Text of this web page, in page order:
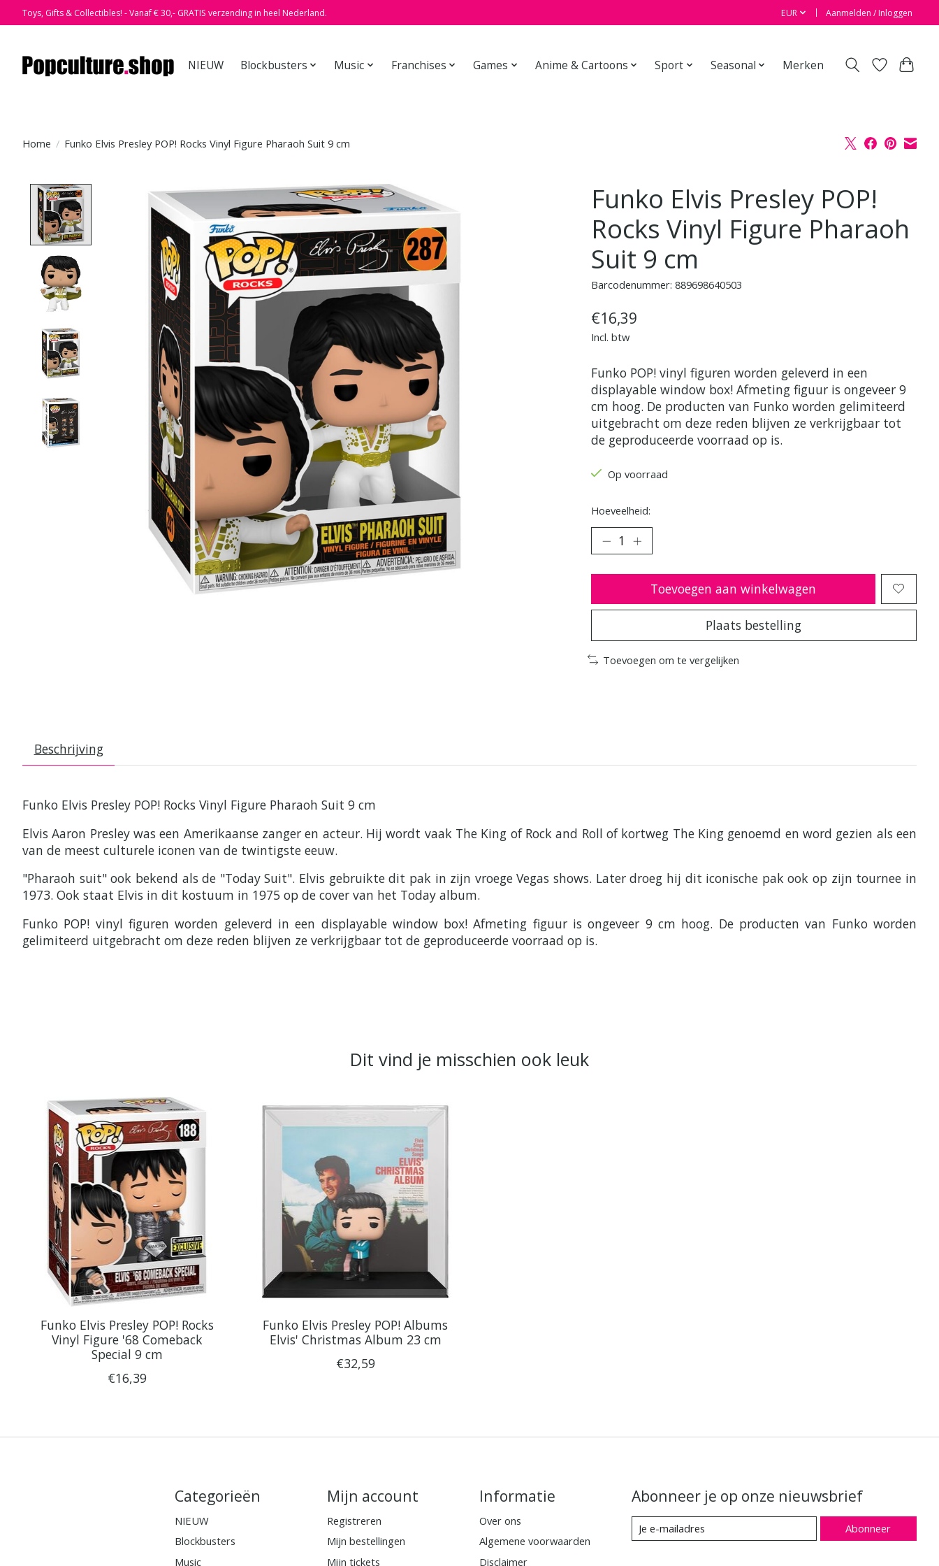
Toys, Gifts & Collectibles! - Vanaf € 30,- GRATIS verzending in heel Nederland. EUR Aanmelden / Inloggen
NIEUW Blockbusters Music Franchises Games Anime & Cartoons Sport Seasonal Merken
Home / Funko Elvis Presley POP! Rocks Vinyl Figure Pharaoh Suit 9 cm
Product image slideshow Items
Funko Elvis Presley POP!
Rocks Vinyl Figure Pharaoh
Suit 9 cm
Barcodenummer: 889698640503
€16,39
Incl. btw
Funko POP! vinyl figuren worden geleverd in een
displayable window box! Afmeting figuur is ongeveer 9
cm hoog. De producten van Funko worden gelimiteerd
uitgebracht om deze reden blijven ze verkrijgbaar tot
de geproduceerde voorraad op is.
Op voorraad
Hoeveelheid:
Toevoegen aan winkelwagen
Plaats bestelling
Toevoegen om te vergelijken
Beschrijving
Funko Elvis Presley POP! Rocks Vinyl Figure Pharaoh Suit 9 cm
Elvis Aaron Presley was een Amerikaanse zanger en acteur. Hij wordt vaak The King of Rock and Roll of kortweg The King genoemd en word gezien als een
van de meest culturele iconen van de twintigste eeuw.
"Pharaoh suit" ook bekend als de "Today Suit". Elvis gebruikte dit pak in zijn vroege Vegas shows. Later droeg hij dit iconische pak ook op zijn tournee in
1973. Ook staat Elvis in dit kostuum in 1975 op de cover van het Today album.
Funko POP! vinyl figuren worden geleverd in een displayable window box! Afmeting figuur is ongeveer 9 cm hoog. De producten van Funko worden
gelimiteerd uitgebracht om deze reden blijven ze verkrijgbaar tot de geproduceerde voorraad op is.
Dit vind je misschien ook leuk
Items van productcarrousel
Funko Elvis Presley POP! Rocks
Vinyl Figure '68 Comeback
Special 9 cm
€16,39
Funko Elvis Presley POP! Albums
Elvis' Christmas Album 23 cm
€32,59
Categorieën
NIEUW
Blockbusters
Music
Mijn account
Registreren
Mijn bestellingen
Mijn tickets
Informatie
Over ons
Algemene voorwaarden
Disclaimer
Abonneer je op onze nieuwsbrief
Abonneer